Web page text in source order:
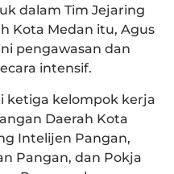
dalam Tim Jejaring
Kota Medan itu, Agus
pengawasan dan
intensif.
ketiga kelompok kerja
Daerah Kota
Intelijen Pangan,
Pangan, dan Pokja